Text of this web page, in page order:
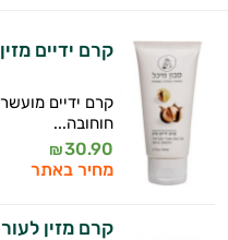
קרם ידיים
קרם ידיים
חוחובה...
30.90
₪
מחיר באתר
קרם מזין